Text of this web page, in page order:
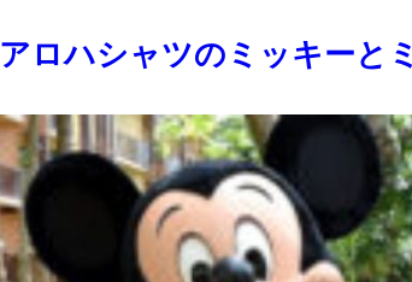
アロハシャツのミッキーと